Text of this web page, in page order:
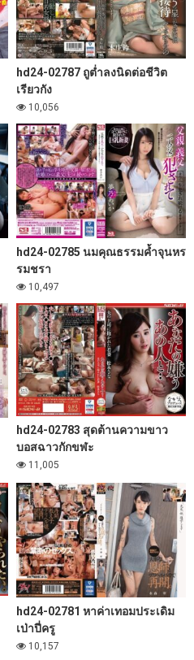
hd24-02787 ถูต่ำลงนิดต่อชีวิต
เรียวกัง
10,056
hd24-02785 นมคุณธรรมค้ำจุนหร
รมชรา
10,497
hd24-02783 สุดต้านความขาว
บอสฉาวกักขฬะ
11,005
hd24-02781 หาค่าเทอมประเดิม
เป่าปี่ครู
10,157